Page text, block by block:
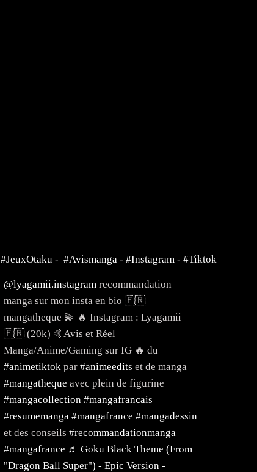
#JeuxOtaku - #Avismanga - #Instagram - #Tiktok
@lyagamii.instagram recommandation
manga sur mon insta en bio 🇫🇷
mangatheque 💫 🔥 Instagram : Lyagamii
🇫🇷 (20k) 🤙Avis et Réel
Manga/Anime/Gaming sur IG 🔥 du
#animetiktok par #animeedits et de manga
#mangatheque avec plein de figurine
#mangacollection #mangafrancais
#resumemanga #mangafrance #mangadessin
et des conseils #recommandationmanga
#mangafrance ♬ Goku Black Theme (From
"Dragon Ball Super") - Epic Version -